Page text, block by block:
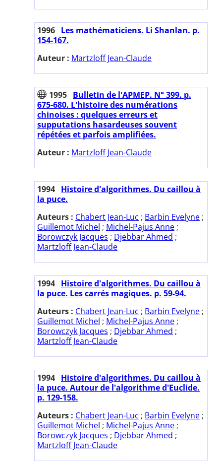
1996 Les mathématiciens. Li Shanlan. p.
154-167.
Auteur : Martzloff Jean-Claude
1995 Bulletin de l'APMEP. N° 399. p.
675-680. L'histoire des numérations
chinoises : quelques erreurs et
supputations hasardeuses souvent
répétées et parfois amplifiées.
Auteur : Martzloff Jean-Claude
1994 Histoire d'algorithmes. Du caillou à
la puce.
Auteurs : Chabert Jean-Luc ; Barbin Evelyne ;
Guillemot Michel ; Michel-Pajus Anne ;
Borowczyk Jacques ; Djebbar Ahmed ;
Martzloff Jean-Claude
1994 Histoire d'algorithmes. Du caillou à
la puce. Les carrés magiques. p. 59-94.
Auteurs : Chabert Jean-Luc ; Barbin Evelyne ;
Guillemot Michel ; Michel-Pajus Anne ;
Borowczyk Jacques ; Djebbar Ahmed ;
Martzloff Jean-Claude
1994 Histoire d'algorithmes. Du caillou à
la puce. Autour de l'algorithme d'Euclide.
p. 129-158.
Auteurs : Chabert Jean-Luc ; Barbin Evelyne ;
Guillemot Michel ; Michel-Pajus Anne ;
Borowczyk Jacques ; Djebbar Ahmed ;
Martzloff Jean-Claude